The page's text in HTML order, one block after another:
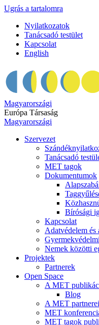
Ugrás a tartalomra
Nyilatkozatok
Tanácsadó testület
Kapcsolat
English
Magyarországi
Európa Társaság
Magyarországi
Szervezet
Tanácsadó
MET tagok
Dokumentumok
Bírósági
Kapcsolat
Adatvédelem és
Nemek közötti
Projektek
Partnerek
Open Space
A MET
Blog
A MET
MET
MET tagok